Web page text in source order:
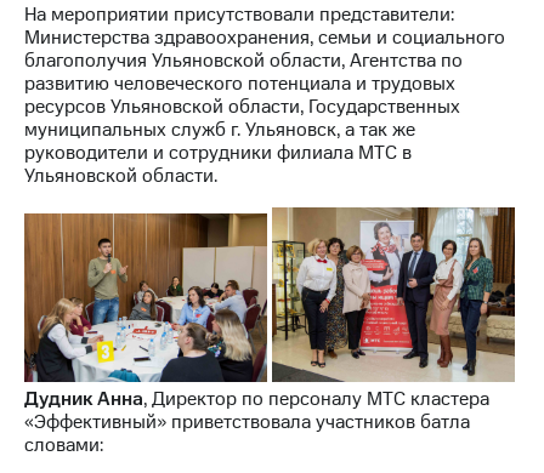
Документы
ПАО
"МТС"
Собрания
акционеров
Личный
кабинет
акционера
Акционерный
капитал
Контроль
и
аудит
Рынок
акций
Описание
Программа
приобретения
На мероприятии присутствовали представители:
Министерства здравоохранения, семьи и социального
благополучия Ульяновской области, Агентства по
развитию человеческого потенциала и трудовых
ресурсов Ульяновской области, Государственных
муниципальных служб г. Ульяновск, а так же
руководители и сотрудники филиала МТС в
Ульяновской области.
Дудник Анна, Директор по персоналу МТС кластера
«Эффективный» приветствовала участников батла
словами: